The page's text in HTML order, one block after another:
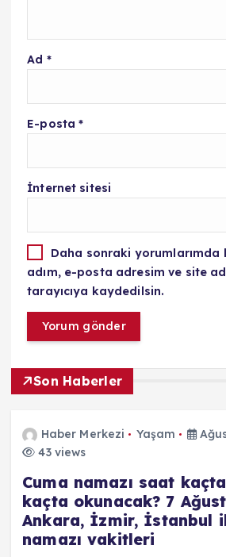
Ad *
E-posta*
İnternet sitesi
Daha sonraki yorumlarımda
adım, e-posta adresim ve site
tarayıcıya kaydedilsin.
Son Haberler
Haber Merkezi Yaşam
43 views
Cuma namazı saat
kaçta okunacak? 7
Ankara, İzmir, İstanbul
namazı vakitleri